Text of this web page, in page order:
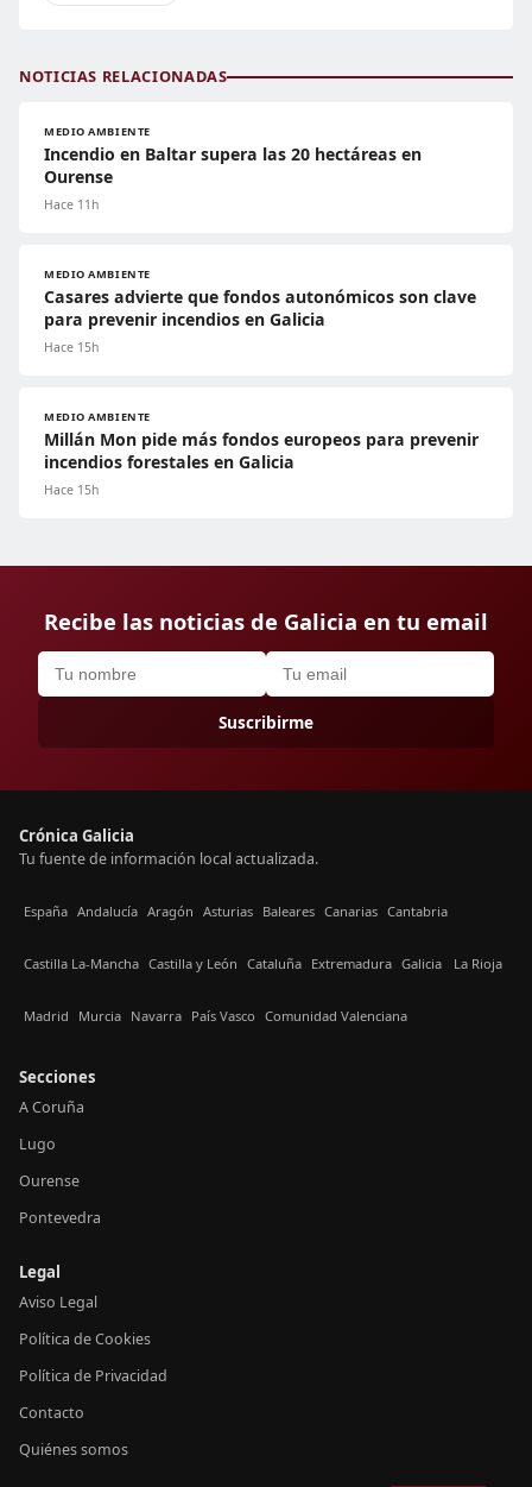
NOTICIAS RELACIONADAS
MEDIO AMBIENTE
Incendio en Baltar supera las 20 hectáreas en
Ourense
Hace 11h
MEDIO AMBIENTE
Casares advierte que fondos autonómicos son clave
para prevenir incendios en Galicia
Hace 15h
MEDIO AMBIENTE
Millán Mon pide más fondos europeos para prevenir
incendios forestales en Galicia
Hace 15h
Recibe las noticias de Galicia en tu email
Suscribirme
Crónica Galicia
Tu fuente de información local actualizada.
España Andalucía Aragón Asturias Baleares Canarias Cantabria
Castilla La-Mancha Castilla y León Cataluña Extremadura Galicia La Rioja
Madrid Murcia Navarra País Vasco Comunidad Valenciana
Secciones
A Coruña
Lugo
Ourense
Pontevedra
Legal
Aviso Legal
Política de Cookies
Política de Privacidad
Contacto
Quiénes somos